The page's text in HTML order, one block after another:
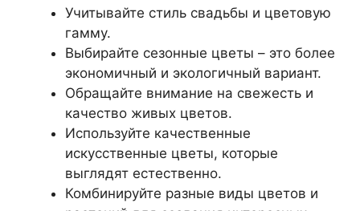
Учитывайте стиль свадьбы и цветовую
гамму.
Выбирайте сезонные цветы – это более
экономичный и экологичный вариант.
Обращайте внимание на свежесть и
качество живых цветов.
Используйте качественные
искусственные цветы, которые
выглядят естественно.
Комбинируйте разные виды цветов и